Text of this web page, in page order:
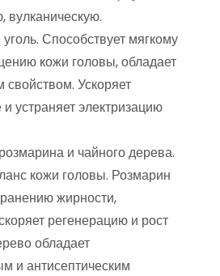
вулканическую.
Способствует мягкому
кожи головы, обладает
Ускоряет
устраняет электризацию
и чайного дерева.
кожи головы. Розмарин
жирности,
регенерацию и рост
обладает
и антисептическим